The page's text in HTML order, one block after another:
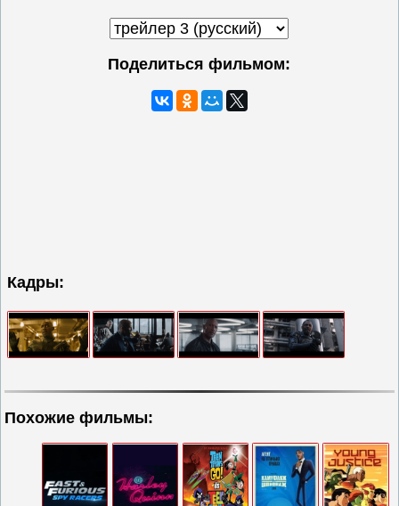
Поделиться фильмом:
Кадры:
Похожие фильмы: